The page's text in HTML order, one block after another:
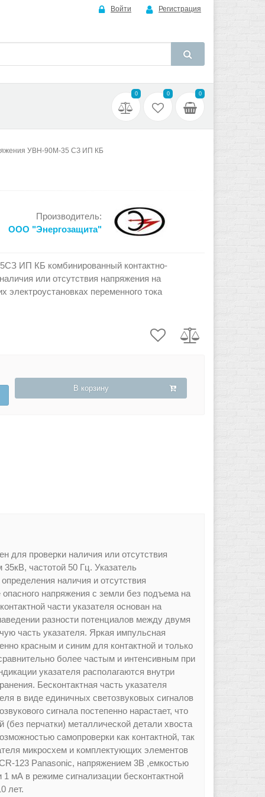
Войти Регистрация
0 0 0
УВН-90М-35 СЗ ИП КБ
Производитель:
ООО "Энергозащита"
ИП КБ комбинированный контактно-
или отсутствия напряжения на
электроустановках переменного тока
В корзину
для проверки наличия или отсутствия
частотой 50 Гц. Указатель
наличия и отсутствия
напряжения с земли без подъема на
части указателя основан на
разности потенциалов между двумя
часть указателя. Яркая импульсная
красным и синим для контактной и только
более частым и интенсивным при
указателя располагаются внутри
Бесконтактная часть указателя
в виде единичных светозвуковых сигналов
сигнала постепенно нарастает, что
перчатки) металлической детали хвоста
самопроверки как контактной, так
микросхем и комплектующих элементов
123 Panasonic, напряжением 3В ,емкостью
мА в режиме сигнализации бесконтактной
лет.